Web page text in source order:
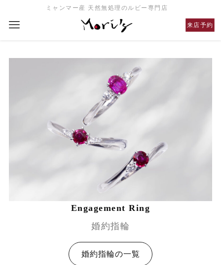
ミャンマー産 天然無処理のルビー専門店
来店予約
Engagement Ring
婚約指輪
婚約指輪の一覧